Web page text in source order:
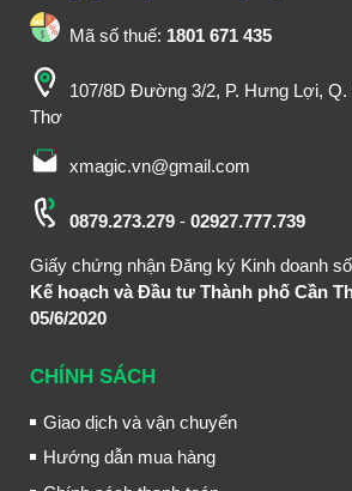
Mã số thuế: 1801 671 435
107/8D Đường 3/2, P. Hưng Lợi, Q.
Thơ
xmagic.vn@gmail.com
0879.273.279- 02927.777.739
Giấy chứng nhận Đăng ký Kinh doanh số
Kế hoạch và Đầu tư Thành phố Cần
05/6/2020
CHÍNH SÁCH
Giao dịch và vận chuyển
Hướng dẫn mua hàng